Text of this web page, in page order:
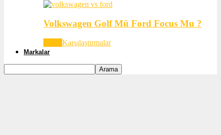
Volkswagen Golf Mü Ford Focus Mu ?
Karşılaştırmalar
Markalar